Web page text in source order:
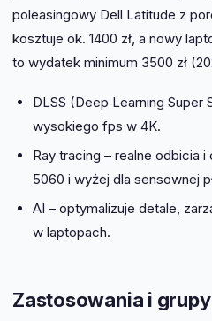
poleasingowy Dell Latitude z
kosztuje ok. 1400 zł, a nowy
to wydatek minimum 3500 zł
DLSS (Deep Learning Super
wysokiego fps w 4K.
Ray tracing – realne odbicia
5060 i wyżej dla sensownej
AI – optymalizuje detale,
w laptopach.
Zastosowania i